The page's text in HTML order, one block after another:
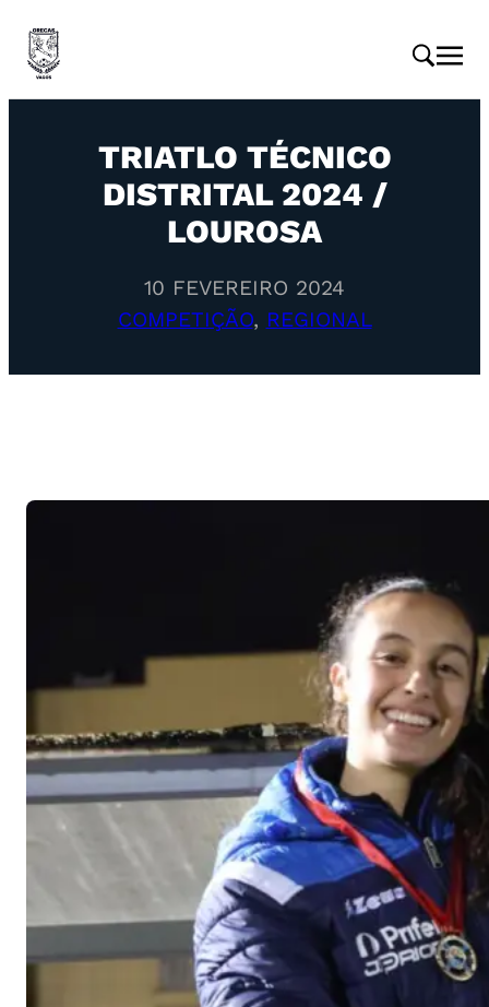
TRIATLO TÉCNICO
DISTRITAL 2024 /
LOUROSA
10 FEVEREIRO 2024
COMPETIÇÃO, REGIONAL